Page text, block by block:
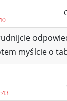
myślcie o